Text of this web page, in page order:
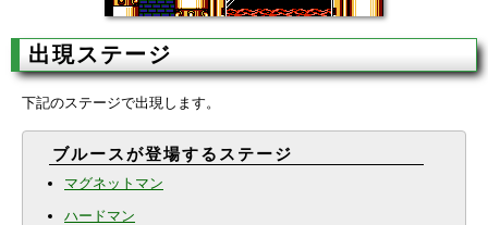
出現ステージ
下記のステージで出現します。
ブルースが登場するステージ
マグネットマン
ハードマン